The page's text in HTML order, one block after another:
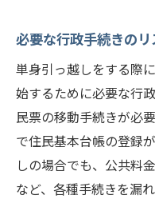
必要な行政手続きのリ
単身引っ越しをする際
始するために必要な行
民票の移動手続きが必
で住民基本台帳の登録
しの場合でも、公共料
など、各種手続きを漏